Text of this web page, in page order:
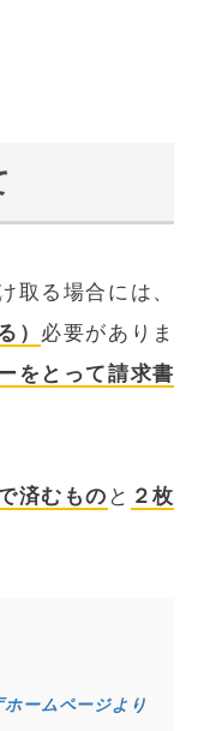
取る場合には、
） 必要がありま
をとって請求書
済むもの と ２枚
ホームページより